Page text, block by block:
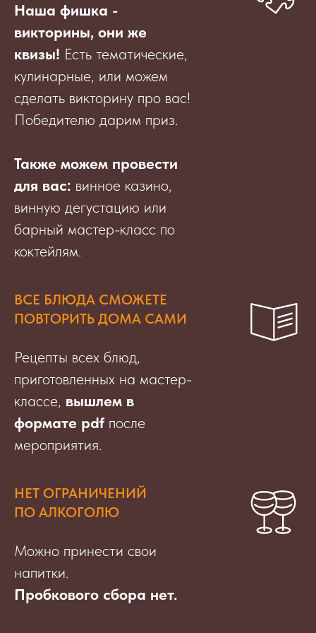
Наша фишка -
викторины, они же
квизы! Есть тематические,
кулинарные, или можем
сделать викторину про вас!
Победителю дарим приз.
Также можем провести
для вас: винное казино,
винную дегустацию или
барный мастер-класс по
коктейлям.
ВСЕ БЛЮДА СМОЖЕТЕ
ПОВТОРИТЬ ДОМА САМИ
Рецепты всех блюд,
приготовленных на мастер-
классе, вышлем в
формате pdf после
мероприятия.
НЕТ ОГРАНИЧЕНИЙ
ПО АЛКОГОЛЮ
Можно принести свои
напитки.
Пробкового сбора нет.